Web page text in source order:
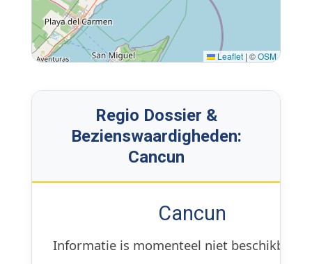
Leaflet | ©OSM
Regio Dossier &
Bezienswaardigheden:
Cancun
Cancun
Informatie is momenteel niet beschikbaar.